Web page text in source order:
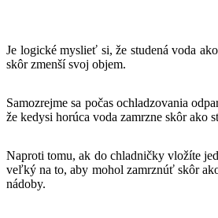
Je logické myslieť si, že studená voda
skôr zmenší svoj objem.
Samozrejme sa počas ochladzovania
že kedysi horúca voda zamrzne skôr ako
Naproti tomu, ak do chladničky vložíte
veľký na to, aby mohol zamrznúť skôr
nádoby.